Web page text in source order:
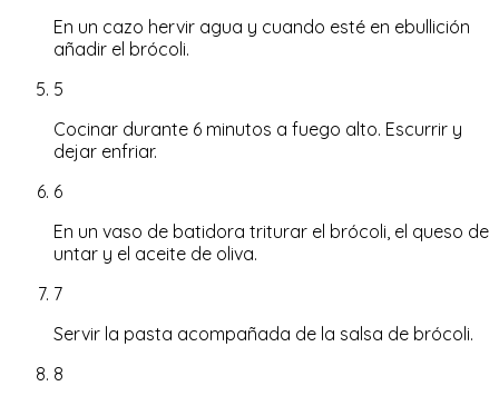
En un cazo hervir agua y cuando esté en ebullición
añadir el brócoli.
5
Cocinar durante 6 minutos a fuego alto. Escurrir y
dejar enfriar.
6
En un vaso de batidora triturar el brócoli, el queso de
untar y el aceite de oliva.
7
Servir la pasta acompañada de la salsa de brócoli.
8